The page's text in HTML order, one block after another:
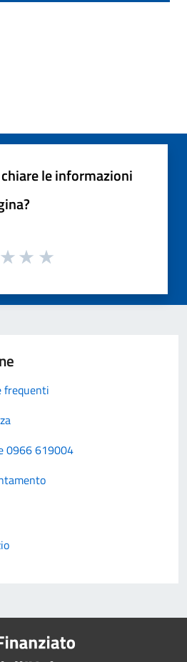
le informazioni
frequenti
0966 619004